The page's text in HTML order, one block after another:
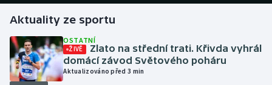
Futsal
Golf
Gymnastika
Aktuality ze sportu
OSTATNÍ
ŽIVĚ
Zlato na střední trati. Křivda vyhrál
domácí závod Světového poháru
Aktualizováno před 3 min